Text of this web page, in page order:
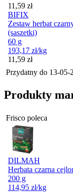
Cena
11,59 zł
BIFIX
Zestaw herbat
(saszetki)
60 g
193,17 zł/kg
Cena
11,59 zł
Przydatny do 13-05-
Produkty
Frisco poleca
DILMAH
Herbata czarna
200 g
114,95 zł/kg